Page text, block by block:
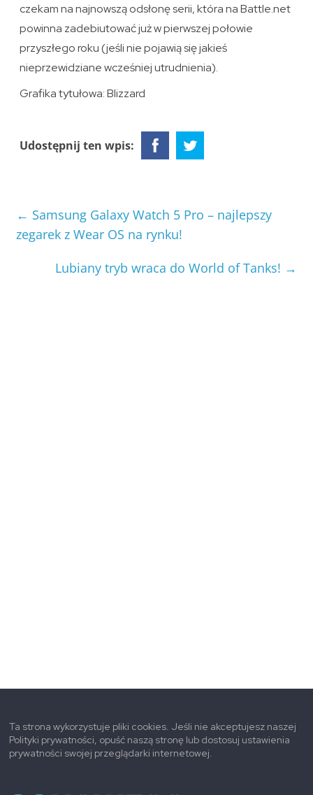
czekam na najnowszą odsłonę serii, która na Battle.net
powinna zadebiutować już w pierwszej połowie
przyszłego roku (jeśli nie pojawią się jakieś
nieprzewidziane wcześniej utrudnienia).
Grafika tytułowa: Blizzard
Udostępnij ten wpis:
← Samsung Galaxy Watch 5 Pro – najlepszy
zegarek z Wear OS na rynku!
Lubiany tryb wraca do World of Tanks! →
Ta strona wykorzystuje pliki cookies. Jeśli nie akceptujesz naszej
Polityki prywatności, opuść naszą stronę lub dostosuj ustawienia
prywatności swojej przeglądarki internetowej.